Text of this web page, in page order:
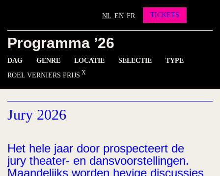
Contact
NL EN FR TICKETS
Programma ’26
DAG GENRE LOCATIE SELECTIE
TYPE
ROEL VERNIERS PRIJS
Jury 2026
Het hele jaar door prospecteert de
jury theater- en dansvoorstellingen.
Maandelijks worden hevige discussies